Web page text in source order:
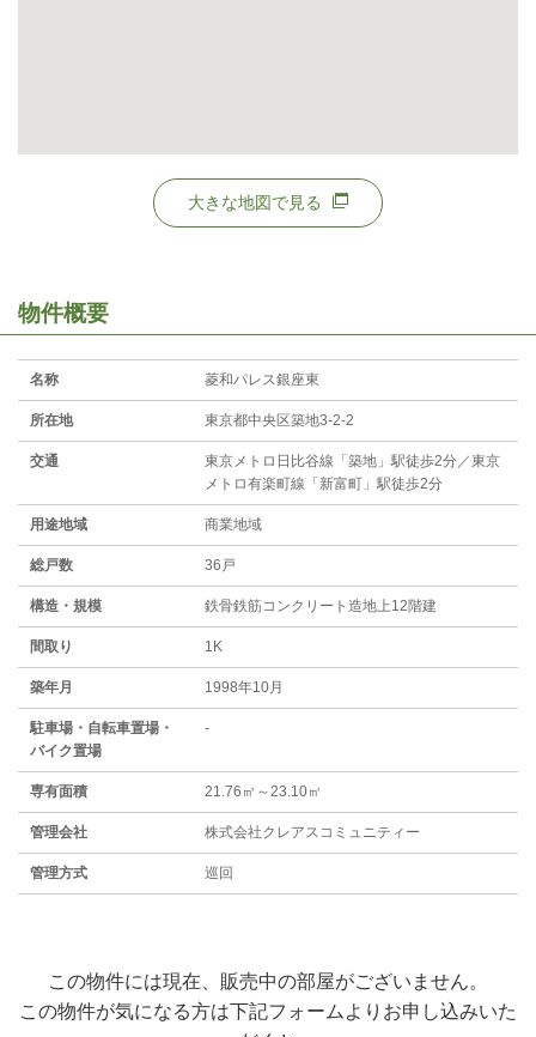
大きな地図で見る
物件概要
名称 菱和パレス銀座東
所在地 東京都中央区築地3-2-2
交通
東京メトロ日比谷線「築地」駅徒歩2分／東京
メトロ有楽町線「新富町」駅徒歩2分
用途地域 商業地域
総戸数 36戸
構造・規模 鉄骨鉄筋コンクリート造地上12階建
間取り 1K
築年月 1998年10月
駐⾞場・⾃転⾞置場・
バイク置場
-
専有面積 21.76㎡～23.10㎡
管理会社 株式会社クレアスコミュニティー
管理方式 巡回
この物件には現在、販売中の部屋がございません。
この物件が気になる方は下記フォームよりお申し込みいた